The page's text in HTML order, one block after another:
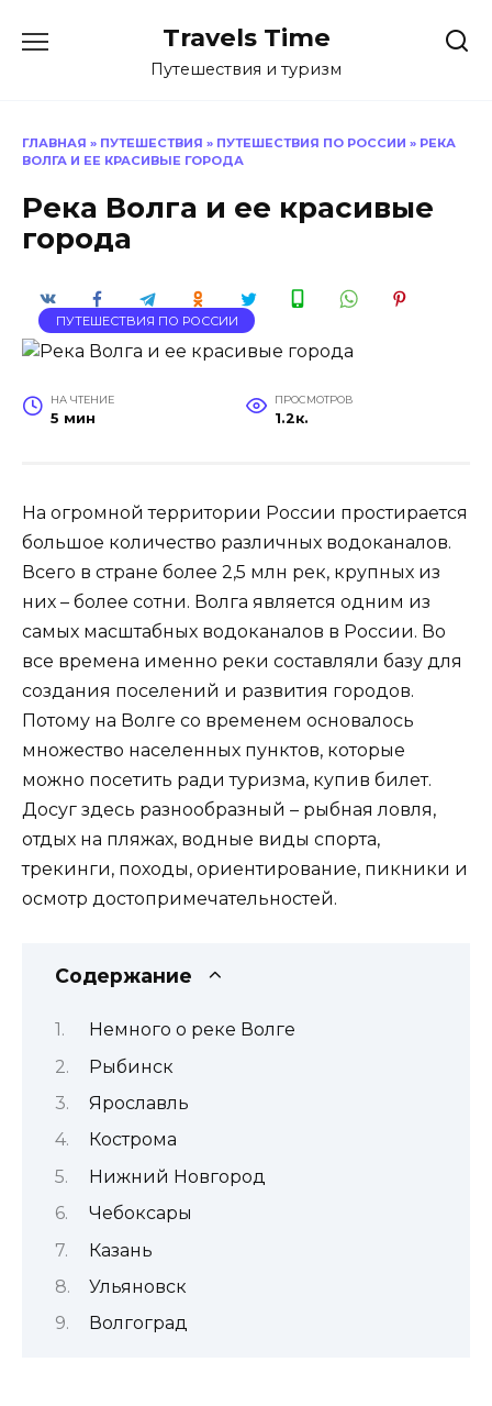
Travels Time
Путешествия и туризм
ГЛАВНАЯ » ПУТЕШЕСТВИЯ » ПУТЕШЕСТВИЯ ПО РОССИИ » РЕКА
ВОЛГА И ЕЕ КРАСИВЫЕ ГОРОДА
Река Волга и ее красивые
города
ПУТЕШЕСТВИЯ ПО РОССИИ
НА ЧТЕНИЕ
5 мин
ПРОСМОТРОВ
1.2к.
На огромной территории России простирается
большое количество различных водоканалов.
Всего в стране более 2,5 млн рек, крупных из
них – более сотни. Волга является одним из
самых масштабных водоканалов в России. Во
все времена именно реки составляли базу для
создания поселений и развития городов.
Потому на Волге со временем основалось
множество населенных пунктов, которые
можно посетить ради туризма, купив билет.
Досуг здесь разнообразный – рыбная ловля,
отдых на пляжах, водные виды спорта,
трекинги, походы, ориентирование, пикники и
осмотр достопримечательностей.
Содержание
Немного о реке Волге
Рыбинск
Ярославль
Кострома
Нижний Новгород
Чебоксары
Казань
Ульяновск
Волгоград